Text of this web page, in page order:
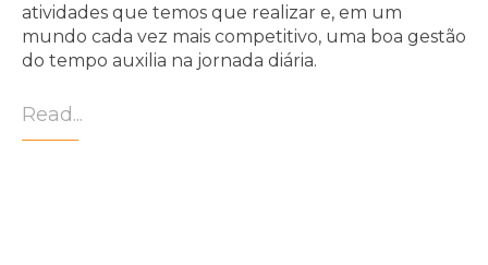
atividades que temos que realizar e, em um
mundo cada vez mais competitivo, uma boa gestão
do tempo auxilia na jornada diária.
Read...